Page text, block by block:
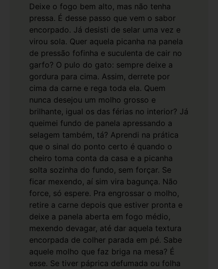
Deixe o fogo bem alto, mas não tenha
pressa. É desse passo que vem o sabor
encorpado. Já desisti de selar uma vez e
virou sola. Quer aquela picanha na panela
de pressão fofinha e suculenta de cair no
garfo? O pulo do gato: sempre deixe a
gordura para cima. Assim, derrete por
cima da carne e rega toda ela. Quem
nunca desejou um molho grosso e
brilhante, igual os das férias no interior? Já
queimei fundo de panela apressando a
selagem também, tá? Aprendi na prática
que o sinal do ponto certo é quando o
cheiro toma conta da casa e a picanha
solta sozinha do fundo, sem forçar. Se
ficar mexendo, aí sim vira bagunça. Não
force, só espere. Pra engrossar o molho,
retire a carne depois que estiver pronta e
deixe a panela aberta em fogo médio,
mexendo devagar, até dar aquela textura
encorpada de colher parada em pé. Sabe
aquele molho que faz briga na mesa? É
esse. Se tiver páprica defumada ou folha